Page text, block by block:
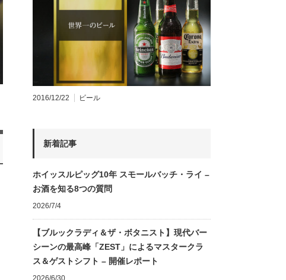
2016/12/22 ビール
新着記事
ホイッスルピッグ10年 スモールバッチ・ライ –
お酒を知る8つの質問
2026/7/4
【ブルックラディ＆ザ・ボタニスト】現代バー
シーンの最高峰「ZEST」によるマスタークラ
ス＆ゲストシフト – 開催レポート
2026/6/30